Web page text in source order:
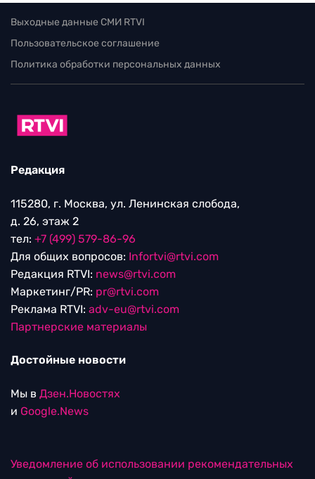
Выходные данные СМИ RTVI
Пользовательское соглашение
Политика обработки персональных данных
Редакция
115280, г. Москва, ул. Ленинская слобода,
д. 26, этаж 2
тел: +7 (499) 579-86-96
Для общих вопросов: Infortvi@rtvi.com
Редакция RTVI: news@rtvi.com
Маркетинг/PR: pr@rtvi.com
Реклама RTVI: adv-eu@rtvi.com
Партнерские материалы
Достойные новости
Мы в Дзен.Новостях
и Google.News
Уведомление об использовании рекомендательных